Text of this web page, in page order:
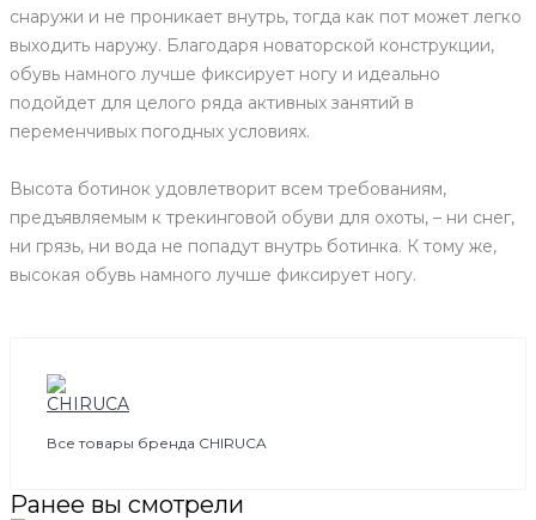
снаружи и не проникает внутрь, тогда как пот может легко
выходить наружу. Благодаря новаторской конструкции,
обувь намного лучше фиксирует ногу и идеально
подойдет для целого ряда активных занятий в
переменчивых погодных условиях.
Высота ботинок удовлетворит всем требованиям,
предъявляемым к трекинговой обуви для охоты, – ни снег,
ни грязь, ни вода не попадут внутрь ботинка. К тому же,
высокая обувь намного лучше фиксирует ногу.
Все товары бренда CHIRUCA
Ранее вы смотрели